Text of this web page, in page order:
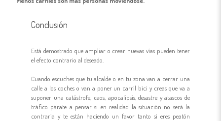
Conclusión
Está demostrado que ampliar o crear nuevas vías pueden tener
el efecto contrario al deseado.
Cuando escuches que tu alcalde o en tu zona van a cerrar una
calle a los coches o van a poner un carril bici y creas que va a
suponer una catástrofe, caos, apocalipsis, desastre y atascos de
tráfico párate a pensar si en realidad la situación no será la
contraria y te están haciendo un favor tanto si eres peatón